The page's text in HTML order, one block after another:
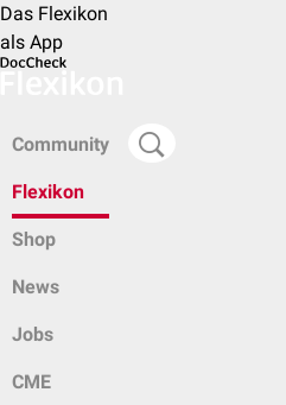
Das Flexikon
als App
Community
Flexikon
Shop
News
Jobs
CME